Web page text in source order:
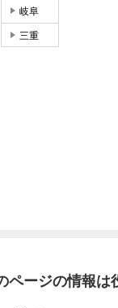
岐阜
三重
ページの情報は